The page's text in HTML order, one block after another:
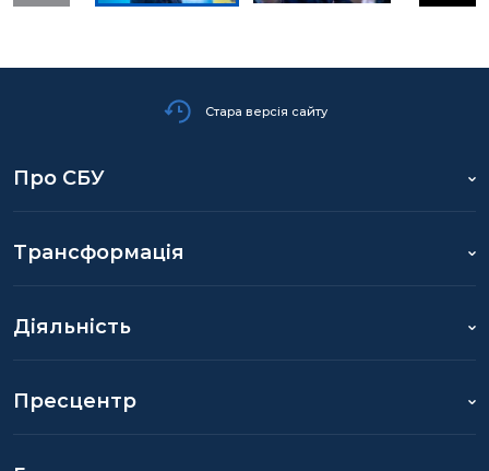
Стара версія сайту
Про СБУ
Трансформація
Діяльність
Пресцентр